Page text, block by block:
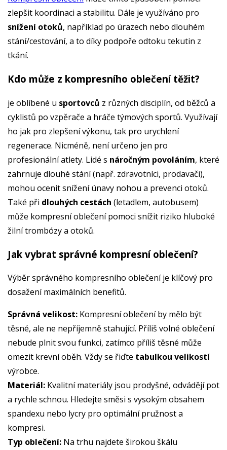
zlepšit koordinaci a stabilitu. Dále je využíváno pro
snížení otoků, například po úrazech nebo dlouhém
stání/cestování, a to díky podpoře odtoku tekutin z
tkání.
Kdo může z kompresního oblečení těžit?
je oblíbené u sportovců z různých disciplín, od běžců a
cyklistů po vzpěrače a hráče týmových sportů. Využívají
ho jak pro zlepšení výkonu, tak pro urychlení
regenerace. Nicméně, není určeno jen pro
profesionální atlety. Lidé s náročným povoláním, které
zahrnuje dlouhé stání (např. zdravotníci, prodavači),
mohou ocenit snížení únavy nohou a prevenci otoků.
Také při dlouhých cestách (letadlem, autobusem)
může kompresní oblečení pomoci snížit riziko hluboké
žilní trombózy a otoků.
Jak vybrat správné kompresní oblečení?
Výběr správného kompresního oblečení je klíčový pro
dosažení maximálních benefitů.
Správná velikost: Kompresní oblečení by mělo být
těsné, ale ne nepříjemně stahující. Příliš volné oblečení
nebude plnit svou funkci, zatímco příliš těsné může
omezit krevní oběh. Vždy se řiďte tabulkou velikostí
výrobce.
Materiál: Kvalitní materiály jsou prodyšné, odvádějí pot
a rychle schnou. Hledejte směsi s vysokým obsahem
spandexu nebo lycry pro optimální pružnost a
kompresi.
Typ oblečení: Na trhu najdete širokou škálu